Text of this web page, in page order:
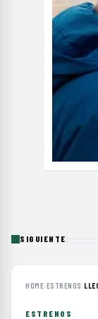
SIGUIENTE
HOME›ESTRENOS ›
ESTRENOS